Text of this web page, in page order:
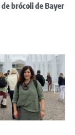
brócoli de Bayer